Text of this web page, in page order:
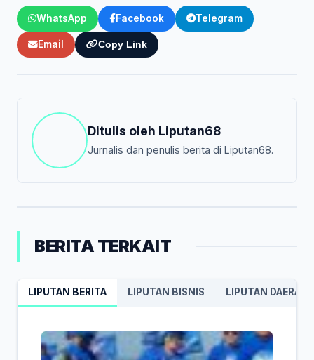
WhatsApp Facebook Telegram
Email Copy Link
Ditulis oleh Liputan68
Jurnalis dan penulis berita di Liputan68.
BERITA TERKAIT
LIPUTAN BERITA LIPUTAN BISNIS LIPUTAN DAERAH